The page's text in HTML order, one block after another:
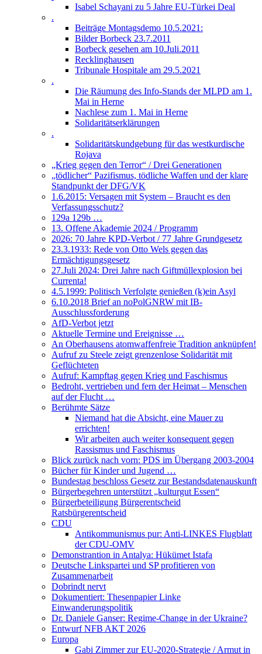
Isabel Schayani zu 5 Jahre EU-Türkei Deal
.
Beiträge Montagsdemo 10.5.2021:
Bilder Borbeck 23.7.2011
Borbeck gesehen am 10.Juli.2011
Recklinghausen
Tribunale Hospitale am 29.5.2021
.
Die Räumung des Info-Stands der MLPD am 1.
Mai in Herne
Nachlese zum 1. Mai in Herne
Solidaritätserklärungen
.
Solidaritätskundgebung für das westkurdische
Rojava
„Krieg gegen den Terror“ / Drei Generationen
„tödlicher“ Pazifismus, tödliche Waffen und der klare
Standpunkt der DFG/VK
1.6.2015: Versagen mit System – Braucht es den
Verfassungsschutz?
129a 129b …
13. Offene Akademie 2024 / Programm
2026: 70 Jahre KPD-Verbot / 77 Jahre Grundgesetz
23.3.1933: Rede von Otto Wels gegen das
Ermächtigungsgesetz
27.Juli 2024: Drei Jahre nach Giftmüllexplosion bei
Currenta!
4.5.1999: Politisch Verfolgte genießen (k)ein Asyl
6.10.2018 Brief an noPolGNRW mit IB-
Ausschlussforderung
AfD-Verbot jetzt
Aktuelle Termine und Ereignisse …
An Oberhausens atomwaffenfreie Tradition anknüpfen!
Aufruf zu Steele zeigt grenzenlose Solidarität mit
Geflüchteten
Aufruf: Kampftag gegen Krieg und Faschismus
Bedroht, vertrieben und fern der Heimat – Menschen
auf der Flucht …
Berühmte Sätze
Niemand hat die Absicht, eine Mauer zu
errichten!
Wir arbeiten auch weiter konsequent gegen
Rassismus und Faschismus
Blick zurück nach vorn: PDS im Übergang 2003-2004
Bücher für Kinder und Jugend …
Bundestag beschloss Gesetz zur Bestandsdatenauskunft
Bürgerbegehren unterstützt „kulturgut Essen“
Bürgerbeteiligung Bürgerentscheid
Ratsbürgerentscheid
CDU
Antikommunismus pur: Anti-LINKES Flugblatt
der CDU-OMV
Demonstrantion in Antalya: Hükümet Istafa
Deutsche Linkspartei und SP profitieren von
Zusammenarbeit
Dobrindt nervt
Dokumentiert: Thesenpapier Linke
Einwanderungspolitik
Dr. Daniele Ganser: Regime-Change in der Ukraine?
Entwurf NFB AKT 2026
Europa
Gabi Zimmer zur EU-2020-Strategie / Armut in